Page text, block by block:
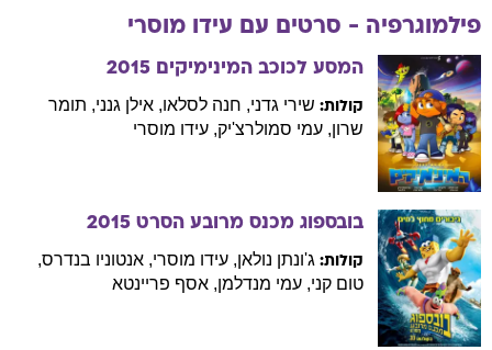
פילמוגרפיה - סרטים עם עידו מוסרי
המסע לכוכב המינימיקים 2015
קולות: שירי גדני, חנה לסלאו, אילן גנני, תומר
שרון, עמי סמולרצ'יק, עידו מוסרי
בובספוג מכנס מרובע הסרט 2015
קולות: ג'ונתן נולאן, עידו מוסרי, אנטוניו בנדרס,
טום קני, עמי מנדלמן, אסף פריינטא